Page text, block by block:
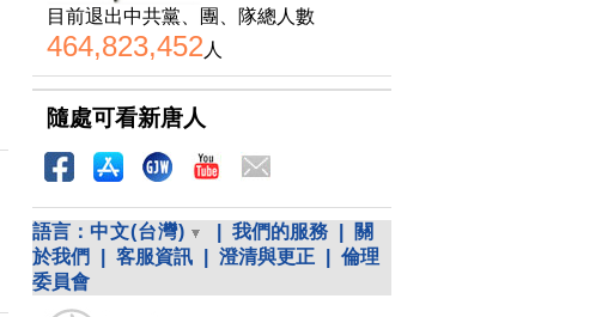
目前退出中共黨、團、隊總人數
464,823,452 人
隨處可看新唐人
語言： 中文(台灣) 我們的服務
關
於我們
客服資訊 澄清與更正
倫理
委員會